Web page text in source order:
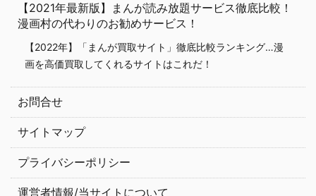
【2021年最新版】まんが読み放題サービス徹底比較！
漫画村の代わりのお勧めサービス！
【2022年】「まんが買取サイト」徹底比較ランキング…漫
画を高価買取してくれるサイトはこれだ！
お問合せ
サイトマップ
プライバシーポリシー
運営者情報/当サイトについて